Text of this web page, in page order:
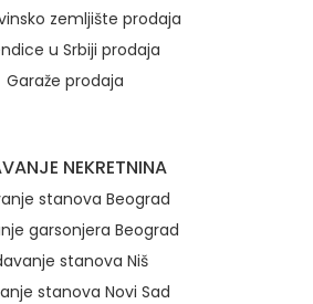
zemljište prodaja
u Srbiji prodaja
Garaže prodaja
NEKRETNINA
stanova Beograd
garsonjera Beograd
stanova Niš
stanova Novi Sad